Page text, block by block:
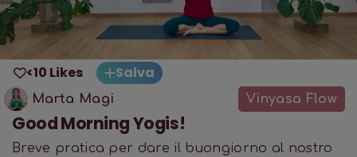
<10 Likes Salva
Marta Magi Vinyasa Flow
Good Morning Yogis!
Breve pratica per dare il buongiorno al nostro